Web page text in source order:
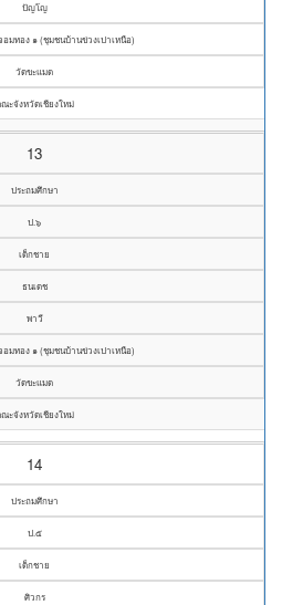
ปัญโญ
อมทอง ๑ (ชุมชนบ้านข่วงเปาเหนือ)
วัดขะแมด
ะจังหวัดเชียงใหม่
13
ประถมศึกษา
ป.๖
เด็กชาย
ธนเดช
พาวี
อมทอง ๑ (ชุมชนบ้านข่วงเปาเหนือ)
วัดขะแมด
ะจังหวัดเชียงใหม่
14
ประถมศึกษา
ป.๕
เด็กชาย
ศิวกร